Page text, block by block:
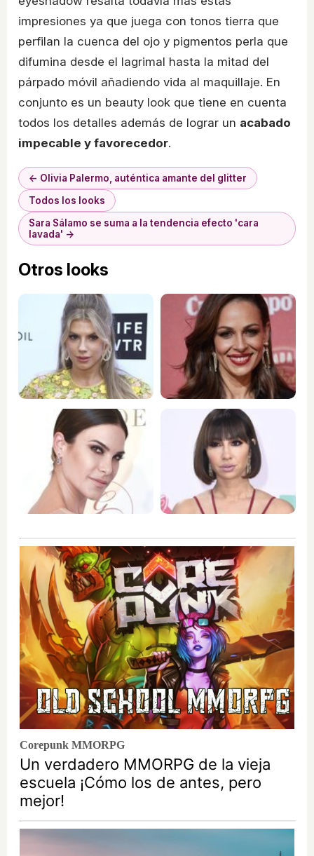
impresiones ya que juega con tonos tierra que
perfilan la cuenca del ojo y pigmentos perla que
difumina desde el lagrimal hasta la mitad del
párpado móvil añadiendo vida al maquillaje. En
conjunto es un beauty look que tiene en cuenta
todos los detalles además de lograr un acabado
impecable y favorecedor.
← Olivia Palermo, auténtica amante del glitter
Todos los looks
Sara Sálamo se suma a la tendencia efecto 'cara
lavada' →
Otros looks
Corepunk MMORPG
Un verdadero MMORPG de la vieja
escuela ¡Cómo los de antes, pero
mejor!